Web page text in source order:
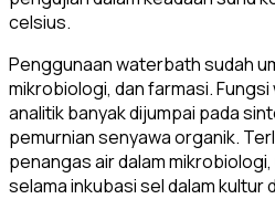
celsius.
Penggunaan waterbath sudah
mikrobiologi, dan farmasi.
analitik banyak dijumpai pada
pemurnian senyawa organik.
penangas air dalam
selama inkubasi sel dalam kultur